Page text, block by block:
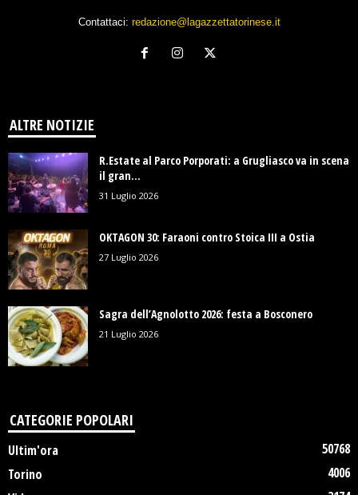
Contattaci: redazione@lagazzettatorinese.it
ALTRE NOTIZIE
R.Estate al Parco Porporati: a Grugliasco va in scena
il gran...
31 Luglio 2026
OKTAGON 30: Faraoni contro Stoica III a Ostia
27 Luglio 2026
Sagra dell’Agnolotto 2026: festa a Bosconero
21 Luglio 2026
CATEGORIE POPOLARI
Ultim'ora
50768
Torino
4006